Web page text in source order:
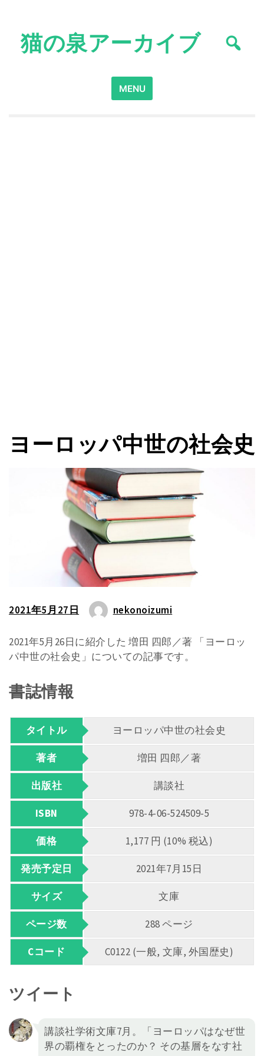
content猫の泉アーカイブ
Search
for:
MENU
ヨーロッパ中世の社会史
2021年5月27日 nekonoizumi
2021年5月26日に紹介した 増田 四郎／著 「ヨーロッ
パ中世の社会史」についての記事です。
書誌情報
タイトル ヨーロッパ中世の社会史
著者 増田 四郎／著
出版社 講談社
ISBN 978-4-06-524509-5
価格 1,177 円 (10% 税込)
発売予定日 2021年7月15日
サイズ 文庫
ページ数 288 ページ
Cコード C0122 (一般, 文庫, 外国歴史)
ツイート
講談社学術文庫7月。「ヨーロッパはなぜ世
界の覇権をとったのか？ その基層をなす社